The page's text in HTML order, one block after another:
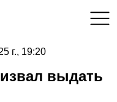
г., 19:20
выдать